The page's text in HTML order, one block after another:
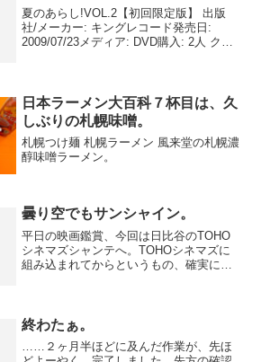
夏のあらし!VOL.2【初回限定版】 出版
社/メーカー: キングレコード発売日:
2009/07/23メディア: DVD購入: 2人 クリ
日本ラーメン大百科７杯目は、久
しぶりの札幌味噌。
札幌つけ麺 札幌ラーメン 風来堂の札幌濃
醇味噌ラーメン。
曇り空でもサンシャイン。
平日の映画鑑賞、今回は日比谷のTOHO
シネマズシャンテへ。TOHOシネマズに
組み込まれてからというもの、確実にこ
カルに描いたドラマ『...
終わたぁ。
……２ヶ月半ほどに及んだ作業が、先ほ